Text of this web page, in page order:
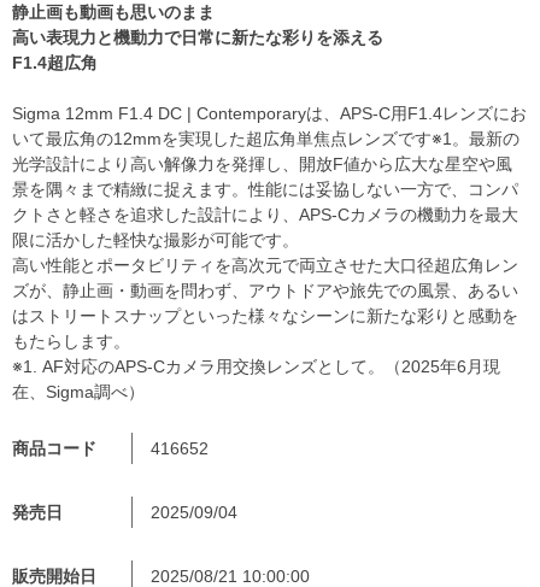
商品コード 416652
発売日 2025/09/04
販売開始日 2025/08/21 10:00:00
静止画も動画も思いのまま
高い表現力と機動力で日常に新たな彩りを添える
F1.4超広角
Sigma 12mm F1.4 DC | Contemporaryは、APS-C用F1.4レンズにお
いて最広角の12mmを実現した超広角単焦点レンズです※1。最新の
光学設計により高い解像力を発揮し、開放F値から広大な星空や風
景を隅々まで精緻に捉えます。性能には妥協しない一方で、コンパ
クトさと軽さを追求した設計により、APS-Cカメラの機動力を最大
限に活かした軽快な撮影が可能です。
高い性能とポータビリティを高次元で両立させた大口径超広角レン
ズが、静止画・動画を問わず、アウトドアや旅先での風景、あるい
はストリートスナップといった様々なシーンに新たな彩りと感動を
もたらします。
※1. AF対応のAPS-Cカメラ用交換レンズとして。（2025年6月現
在、Sigma調べ）